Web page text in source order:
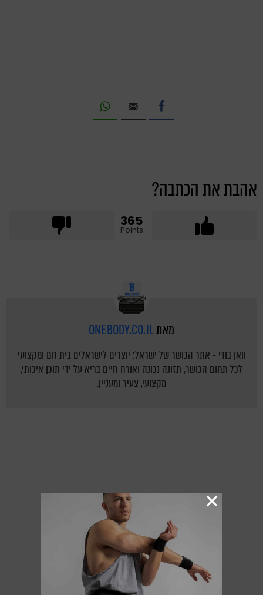
אהבת את הכתבה?
365
Points
מאתONEBODY.CO.IL
וואן בודי - אתר הכושר של ישראל: יוצרים לישראלים בית חם ומקצועי
לכל תחום הכושר, תזונה נכונה ואורח חיים בריא על ידי תוכן איכותי,
מקצועי, צעיר ומעניין.